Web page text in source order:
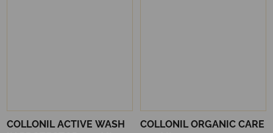
COLLONIL ACTIVE WASH
COLLONIL ORGANIC CARE